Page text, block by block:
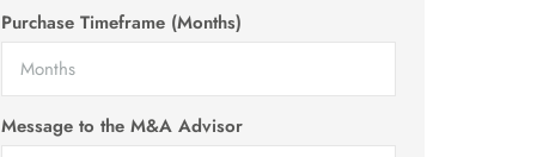
Purchase Timeframe (Months)
Message to the M&A Advisor